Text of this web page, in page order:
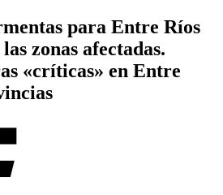
para Entre Ríos
zonas afectadas.
«críticas» en Entre